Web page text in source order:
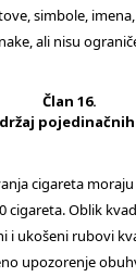
simbole,
ali nisu
Član 16.
cigareta
cigareta. Oblik
i ukošeni rubovi
upozorenje